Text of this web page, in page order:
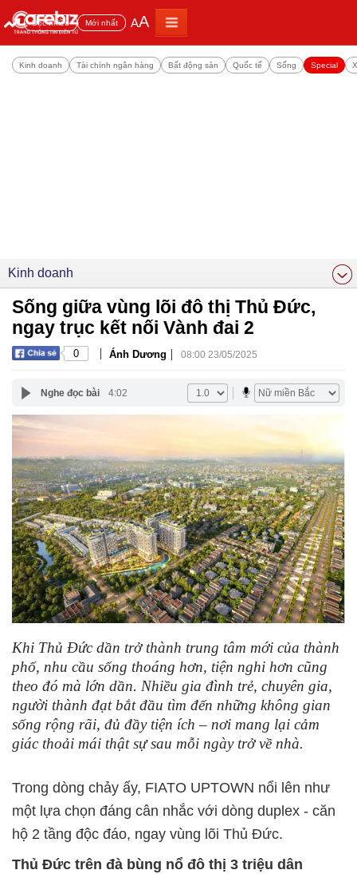
Đọc nhiều Mới nhất AA
Kinh doanh Tài chính ngân hàng Bất động sản Quốc tế Sống Special
Kinh doanh
Sống giữa vùng lõi đô thị Thủ Đức,
ngay trục kết nối Vành đai 2
0 | Ánh Dương | 08:00 23/05/2025
Nghe đọc bài 4:02
Khi Thủ Đức dần trở thành trung tâm mới của thành
phố, nhu cầu sống thoáng hơn, tiện nghi hơn cũng
theo đó mà lớn dần. Nhiều gia đình trẻ, chuyên gia,
người thành đạt bắt đầu tìm đến những không gian
sống rộng rãi, đủ đầy tiện ích – nơi mang lại cảm
giác thoải mái thật sự sau mỗi ngày trở về nhà.
Trong dòng chảy ấy, FIATO UPTOWN nổi lên như
một lựa chọn đáng cân nhắc với dòng duplex - căn
hộ 2 tầng độc đáo, ngay vùng lõi Thủ Đức.
Thủ Đức trên đà bùng nổ đô thị 3 triệu dân